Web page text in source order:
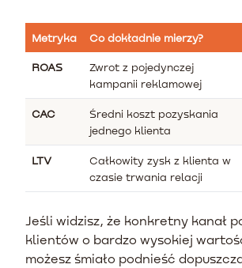
Metryka Co dokładnie mierzy?
ROAS
Zwrot z pojedynczej
kampanii reklamowej
CAC
Średni koszt pozyskania
jednego klienta
LTV
Całkowity zysk z klienta w
czasie trwania relacji
Jeśli widzisz, że konkretny kanał
klientów o bardzo wysokiej
możesz śmiało podnieść